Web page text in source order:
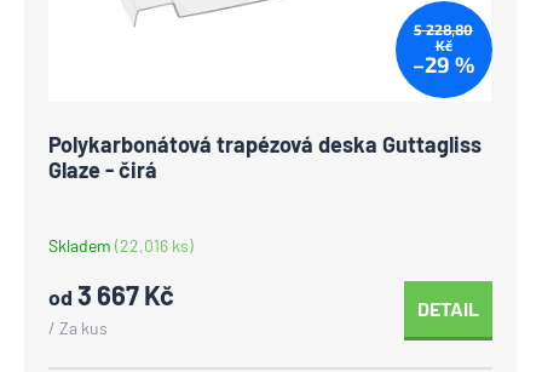
5 228,80
Kč
–29 %
Polykarbonátová trapézová deska Guttagliss
Glaze - čirá
Skladem (22,016 ks)
od 3 667 Kč
/ Za kus
DETAIL